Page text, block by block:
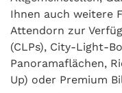
Ihnen auch weitere
Attendorn zur
(CLPs), City-Light-
Panoramaflächen,
Up) oder Premium